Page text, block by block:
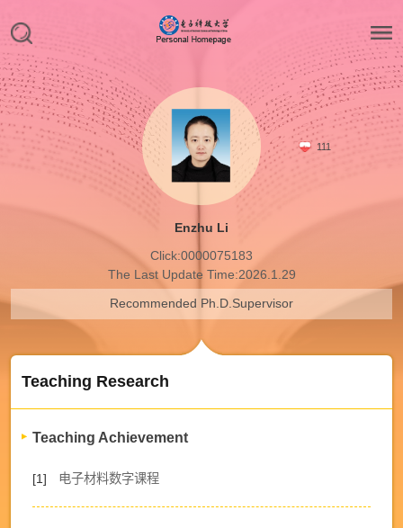
111
Enzhu Li
Click:0000075183
The Last Update Time:2026.1.29
Recommended Ph.D.Supervisor
Teaching Research
Teaching Achievement
[1] 电子材料数字课程